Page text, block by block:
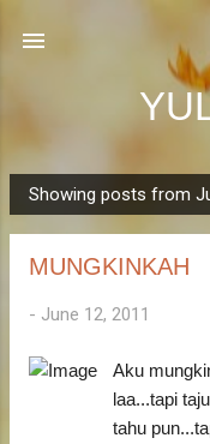
P
o
Showing posts from
MUNGKINKAH
- June 12, 2011
Aku
laa...tapi
tahu